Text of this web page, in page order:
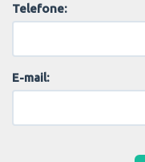
Telefone:
E-mail: